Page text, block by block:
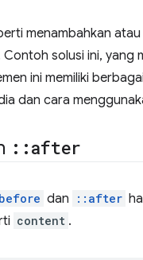
menambahkan
Contoh solusi ini, yang
ini memiliki
dan cara
::after
dan ::after
content .